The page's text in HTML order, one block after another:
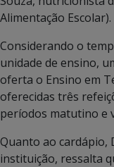
Alimentação Escolar).
Considerando o
unidade de ensino,
oferta o Ensino em
oferecidas três
períodos matutino e
Quanto ao cardápio,
instituição, ressalta